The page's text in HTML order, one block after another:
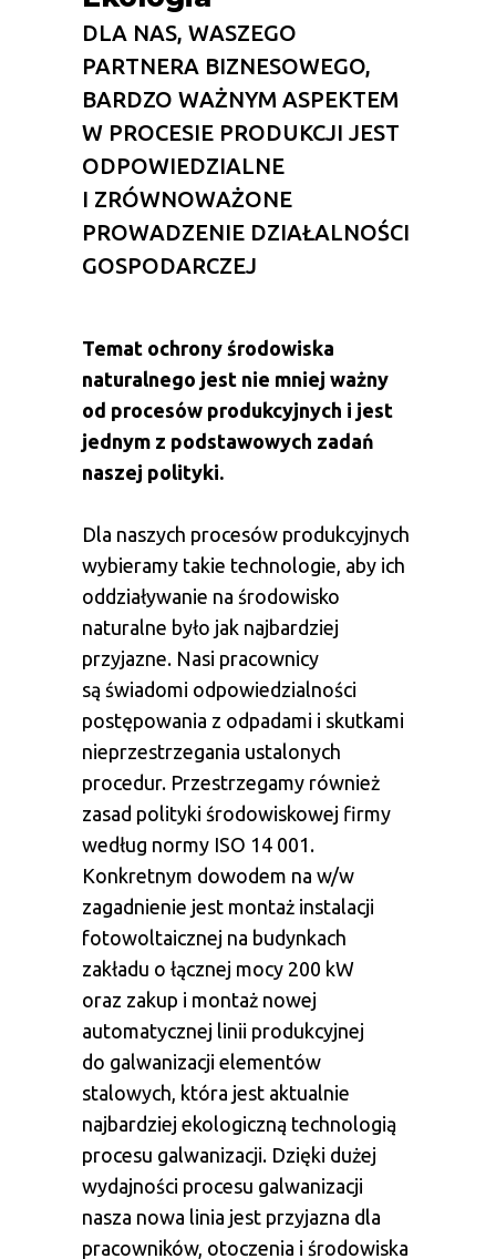
Ekologia
DLA NAS, WASZEGO
PARTNERA BIZNESOWEGO,
BARDZO WAŻNYM ASPEKTEM
W PROCESIE PRODUKCJI JEST
ODPOWIEDZIALNE
I ZRÓWNOWAŻONE
PROWADZENIE DZIAŁALNOŚCI
Temat ochrony środowiska
naturalnego jest nie mniej ważny
od procesów produkcyjnych i jest
jednym z podstawowych zadań
Dla naszych procesów produkcyjnych
wybieramy takie technologie, aby ich
oddziaływanie na środowisko
naturalne było jak najbardziej
przyjazne. Nasi pracownicy
są świadomi odpowiedzialności
postępowania z odpadami i skutkami
nieprzestrzegania ustalonych
procedur. Przestrzegamy również
zasad polityki środowiskowej firmy
według normy ISO 14 001.
Konkretnym dowodem na w/w
zagadnienie jest montaż instalacji
fotowoltaicznej na budynkach
zakładu o łącznej mocy 200 kW
oraz zakup i montaż nowej
automatycznej linii produkcyjnej
do galwanizacji elementów
stalowych, która jest aktualnie
najbardziej ekologiczną technologią
procesu galwanizacji. Dzięki dużej
wydajności procesu galwanizacji
nasza nowa linia jest przyjazna dla